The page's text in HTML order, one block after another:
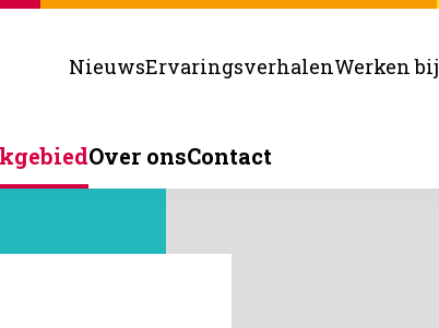
NieuwsErvaringsverhalenWerken bij
Over onsContact